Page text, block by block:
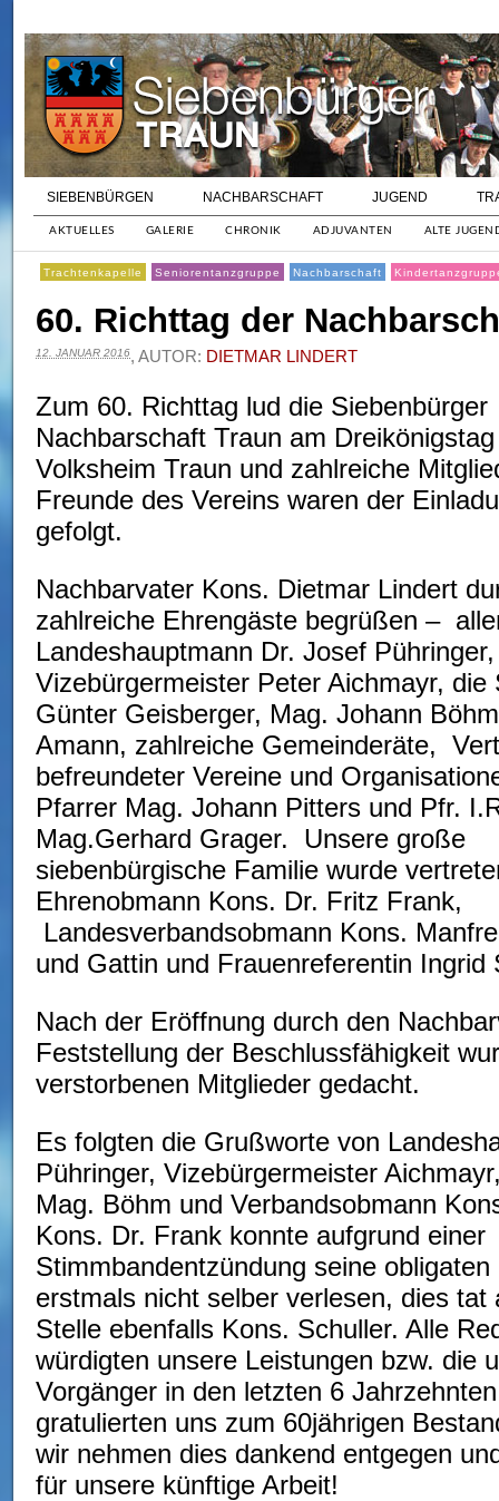
SIEBENBÜRGEN NACHBARSCHAFT JUGEND
AKTUELLES GALERIE CHRONIK ADJUVANTEN ALTE
Nachbarschaft
Seniorentanzgruppe
Trachtenkapelle
60. Richttag der
12. JANUAR 2016, AUTOR: DIETMAR LINDERT
Zum 60. Richttag lud die Siebenbürger
Nachbarschaft Traun am
Volksheim Traun und zahlreiche
Freunde des Vereins waren der
gefolgt.
Nachbarvater Kons. Dietmar Lindert
zahlreiche Ehrengäste begrüßen –
Landeshauptmann Dr. Josef Pühringer,
Vizebürgermeister Peter Aichmayr, die
Günter Geisberger, Mag. Johann
Amann, zahlreiche Gemeinderäte,
befreundeter Vereine und
Pfarrer Mag. Johann Pitters und Pfr.
Mag.Gerhard Grager. Unsere große
siebenbürgische Familie wurde
Ehrenobmann Kons. Dr. Fritz Frank,
Landesverbandsobmann Kons.
und Gattin und Frauenreferentin Ingrid
Nach der Eröffnung durch den
Feststellung der Beschlussfähigkeit
verstorbenen Mitglieder gedacht.
Es folgten die Grußworte von
Pühringer, Vizebürgermeister
Mag. Böhm und Verbandsobmann
Kons. Dr. Frank konnte aufgrund einer
Stimmbandentzündung seine
erstmals nicht selber verlesen, dies tat
Stelle ebenfalls Kons. Schuller. Alle
würdigten unsere Leistungen bzw. die
Vorgänger in den letzten 6
gratulierten uns zum 60jährigen
wir nehmen dies dankend entgegen
für unsere künftige Arbeit!